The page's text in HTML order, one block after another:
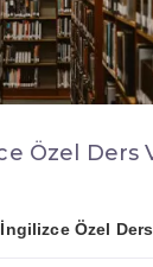
Özel Ders
Özel Ders